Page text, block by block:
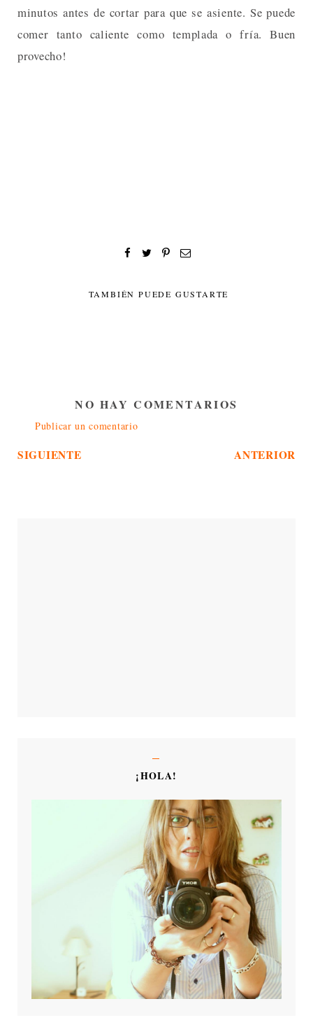
minutos antes de cortar para que se asiente. Se puede
comer tanto caliente como templada o fría. Buen
provecho!
TAMBIÉN PUEDE GUSTARTE
NO HAY COMENTARIOS
Publicar un comentario
SIGUIENTE ANTERIOR
¡HOLA!